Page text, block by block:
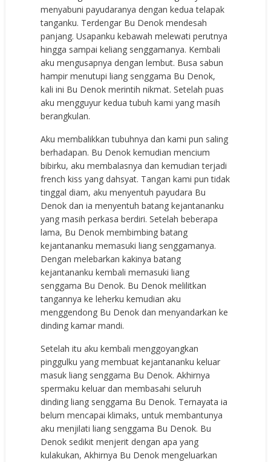
menyabuni payudaranya dengan kedua telapak
tanganku. Terdengar Bu Denok mendesah
panjang. Usapanku kebawah melewati perutnya
hingga sampai keliang senggamanya. Kembali
aku mengusapnya dengan lembut. Busa sabun
hampir menutupi liang senggama Bu Denok,
kali ini Bu Denok merintih nikmat. Setelah puas
aku mengguyur kedua tubuh kami yang masih
berangkulan.
Aku membalikkan tubuhnya dan kami pun saling
berhadapan. Bu Denok kemudian mencium
bibirku, aku membalasnya dan kemudian terjadi
french kiss yang dahsyat. Tangan kami pun tidak
tinggal diam, aku menyentuh payudara Bu
Denok dan ia menyentuh batang kejantananku
yang masih perkasa berdiri. Setelah beberapa
lama, Bu Denok membimbing batang
kejantananku memasuki liang senggamanya.
Dengan melebarkan kakinya batang
kejantananku kembali memasuki liang
senggama Bu Denok. Bu Denok melilitkan
tangannya ke leherku kemudian aku
menggendong Bu Denok dan menyandarkan ke
dinding kamar mandi.
Setelah itu aku kembali menggoyangkan
pinggulku yang membuat kejantananku keluar
masuk liang senggama Bu Denok. Akhirnya
spermaku keluar dan membasahi seluruh
dinding liang senggama Bu Denok. Ternayata ia
belum mencapai klimaks, untuk membantunya
aku menjilati liang senggama Bu Denok. Bu
Denok sedikit menjerit dengan apa yang
kulakukan, Akhirnya Bu Denok mengeluarkan